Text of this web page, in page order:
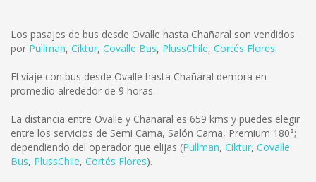
Los pasajes de bus desde Ovalle hasta Chañaral son vendidos
por Pullman, Ciktur, Covalle Bus, PlussChile, Cortés Flores.
El viaje con bus desde Ovalle hasta Chañaral demora en
promedio alrededor de 9 horas.
La distancia entre Ovalle y Chañaral es 659 kms y puedes elegir
entre los servicios de Semi Cama, Salón Cama, Premium 180°;
dependiendo del operador que elijas (Pullman, Ciktur, Covalle
Bus, PlussChile, Cortés Flores).